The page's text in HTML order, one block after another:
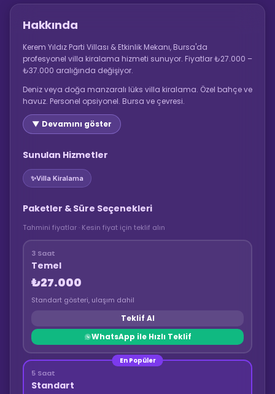
Hakkında
Kerem Yıldız Parti Villası & Etkinlik Mekanı, Bursa'da
profesyonel villa kiralama hizmeti sunuyor. Fiyatlar ₺27.000 –
₺37.000 aralığında değişiyor.
Deniz veya doğa manzaralı lüks villa kiralama. Özel bahçe ve
havuz. Personel opsiyonel. Bursa ve çevresi.
▼ Devamını göster
Sunulan Hizmetler
✨Villa Kiralama
Paketler & Süre Seçenekleri
Tahmini fiyatlar · Kesin fiyat için teklif alın
3 Saat
Temel
₺27.000
Standart gösteri, ulaşım dahil
Teklif Al
WhatsApp ile Hızlı Teklif
En Popüler
5 Saat
Standart